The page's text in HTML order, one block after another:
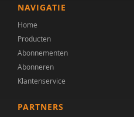
A. Heinze
Chantal van den Helder
Franca Hiddink
A.H. van Hoogmoed
NAVIGATIE
Home
Producten
Abonnementen
Abonneren
Klantenservice
PARTNERS